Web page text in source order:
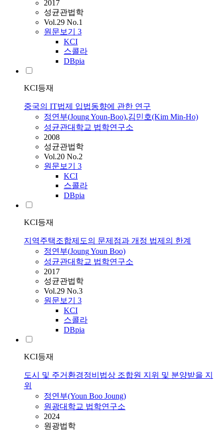
2017
성균관법학
Vol.29 No.1
원문보기 3
KCI
스콜라
DBpia
KCI등재
중국의 IT법제 입법동향에 관한 연구
정연부(JoungYoun-Boo),김민호(Kim Min-Ho)
성균관대학교 법학연구소
2008
성균관법학
Vol.20 No.2
원문보기 3
KCI
스콜라
DBpia
KCI등재
지역주택조합제도의 문제점과 개정 법제의 한계
정연부(JoungYoun Boo)
성균관대학교 법학연구소
2017
성균관법학
Vol.29 No.3
원문보기 3
KCI
스콜라
DBpia
KCI등재
도시 및 주거환경정비법상 조합원 지위 및 분양받을 지
위
정연부(Youn Boo Joung)
원광대학교 법학연구소
2024
원광법학